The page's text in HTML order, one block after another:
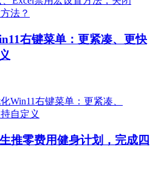
右键菜单：更紧凑、更快
推零费用健身计划，完成四